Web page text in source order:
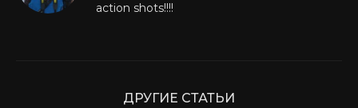
action shots!!!!
ДРУГИЕ СТАТЬИ